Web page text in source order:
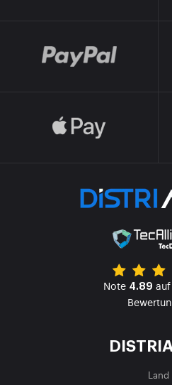
Note 4.89 auf
Land